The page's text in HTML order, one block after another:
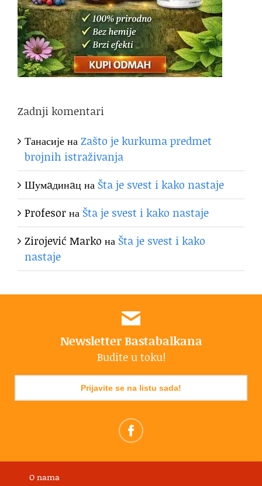
Zadnji komentari
ТанасијенаZašto je kurkuma predmet
brojnih istraživanja
Шумaдинaцна Šta je svest i kako nastaje
Profesorна Šta je svest i kako nastaje
Zirojević Marko на Šta je svest i kako
nastaje
Newsletter Bastabalkana
Budite u toku!
Prijavite se na listu sada!
O nama